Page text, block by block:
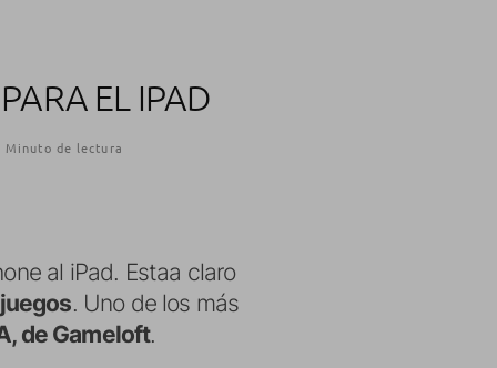
EL IPAD
Minuto de lectura
al iPad. Estaa claro
. Uno de los más
de Gameloft.